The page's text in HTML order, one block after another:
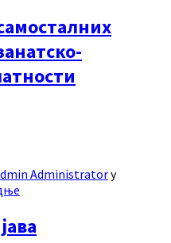
Administratorу